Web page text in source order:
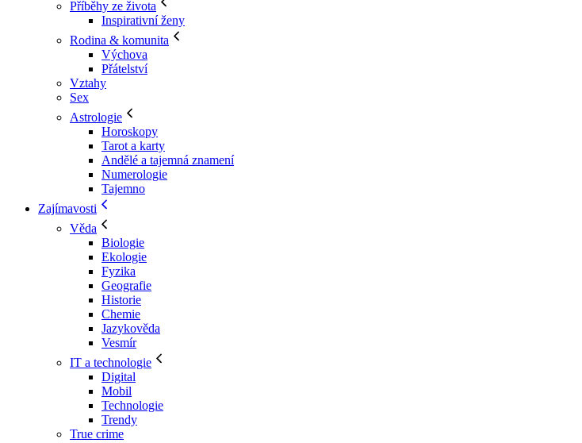
Příběhy ze života
Inspirativní ženy
Rodina & komunita
Výchova
Přátelství
Vztahy
Sex
Astrologie
Horoskopy
Tarot a karty
Andělé a tajemná znamení
Numerologie
Tajemno
Zajímavosti
Věda
Biologie
Ekologie
Fyzika
Geografie
Historie
Chemie
Jazykověda
Vesmír
IT a technologie
Digital
Mobil
Technologie
Trendy
True crime